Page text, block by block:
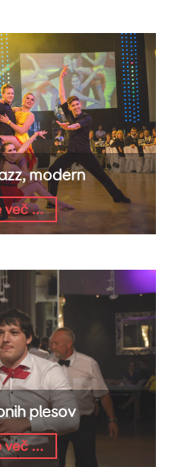
modern
več ...
plesov
več ...